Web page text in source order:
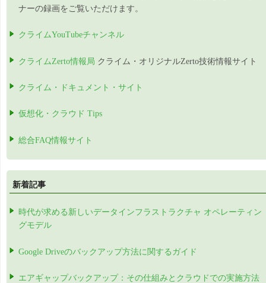
ナーの録画をご覧いただけます。
クライムYouTubeチャンネル
クライムZerto情報局 クライム・オリジナルZerto技術情報サイト
クライム・ドキュメント・サイト
仮想化・クラウド Tips
総合FAQ情報サイト
新着記事
時代が求める新しいデータインフラストラクチャ オペレーティン
グモデル
Google Driveのバックアップ方法に関するガイド
エアギャップバックアップ：その仕組みとクラウドでの実施方法